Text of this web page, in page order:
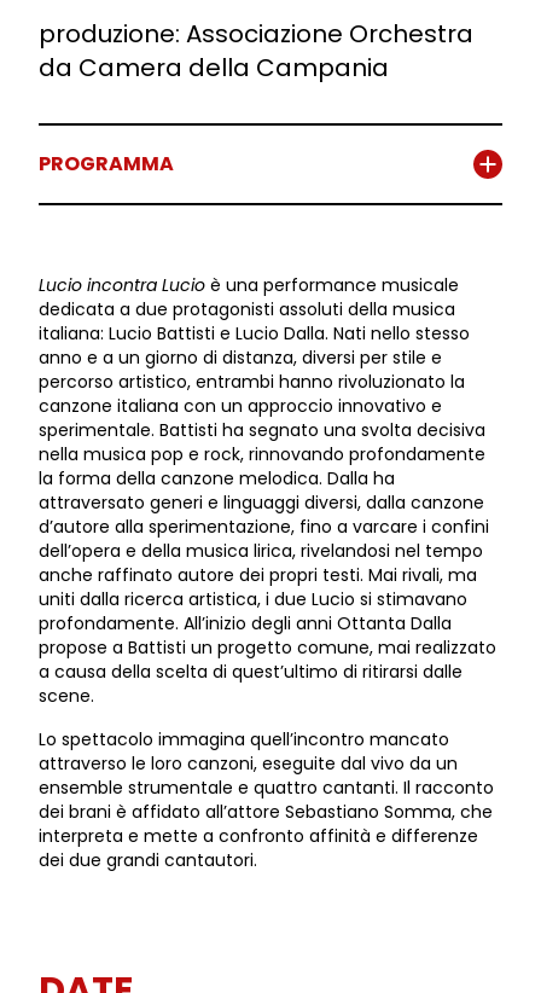
produzione: Associazione Orchestra
da Camera della Campania
PROGRAMMA
Lucio incontra Lucio è una performance musicale
dedicata a due protagonisti assoluti della musica
italiana: Lucio Battisti e Lucio Dalla. Nati nello stesso
anno e a un giorno di distanza, diversi per stile e
percorso artistico, entrambi hanno rivoluzionato la
canzone italiana con un approccio innovativo e
sperimentale. Battisti ha segnato una svolta decisiva
nella musica pop e rock, rinnovando profondamente
la forma della canzone melodica. Dalla ha
attraversato generi e linguaggi diversi, dalla canzone
d’autore alla sperimentazione, fino a varcare i confini
dell’opera e della musica lirica, rivelandosi nel tempo
anche raffinato autore dei propri testi. Mai rivali, ma
uniti dalla ricerca artistica, i due Lucio si stimavano
profondamente. All’inizio degli anni Ottanta Dalla
propose a Battisti un progetto comune, mai realizzato
a causa della scelta di quest’ultimo di ritirarsi dalle
scene.
Lo spettacolo immagina quell’incontro mancato
attraverso le loro canzoni, eseguite dal vivo da un
ensemble strumentale e quattro cantanti. Il racconto
dei brani è affidato all’attore Sebastiano Somma, che
interpreta e mette a confronto affinità e differenze
dei due grandi cantautori.